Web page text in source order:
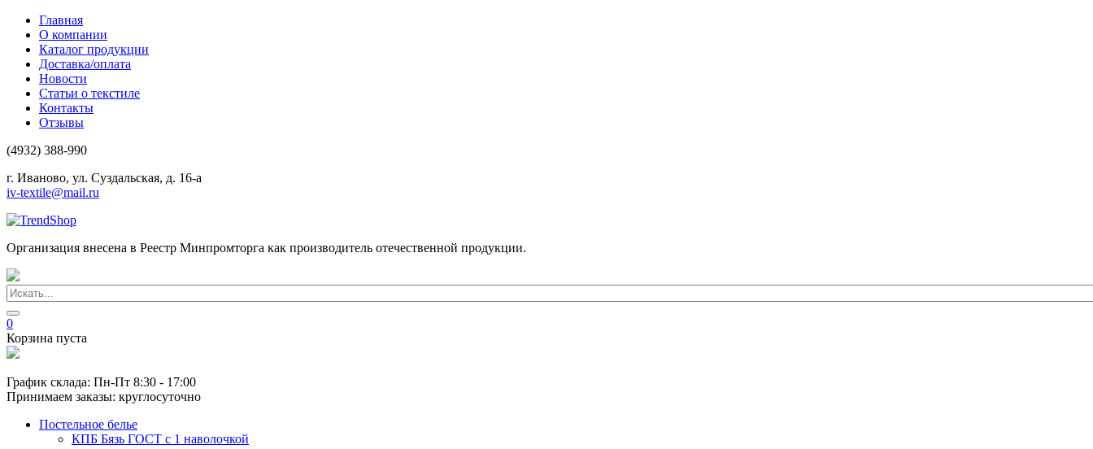
Главная
О компании
Каталог продукции
Доставка/оплата
Новости
Статьи о текстиле
Контакты
Отзывы
(4932) 388-990
г. Иваново, ул. Суздальская, д. 16-а
iv-textile@mail.ru
Организация внесена в Реестр Минпромторга как производитель отечественной продукции.
0
Корзина пуста
График склада: Пн-Пт 8:30 - 17:00
Принимаем заказы: круглосуточно
Постельное белье
КПБ Бязь ГОСТ c 1 наволочкой